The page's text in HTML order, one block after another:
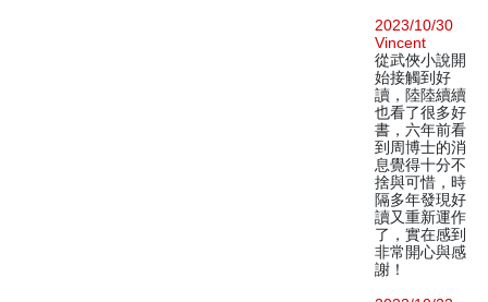
2023/10/30
Vincent
從武俠小說開
始接觸到好
讀，陸陸續續
也看了很多好
書，六年前看
到周博士的消
息覺得十分不
捨與可惜，時
隔多年發現好
讀又重新運作
了，實在感到
非常開心與感
謝！